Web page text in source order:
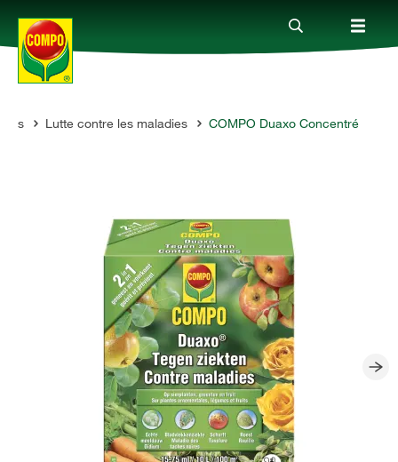
Produits
Qui sommes-nous?
Lutte contre les maladies COMPO Duaxo Concentré